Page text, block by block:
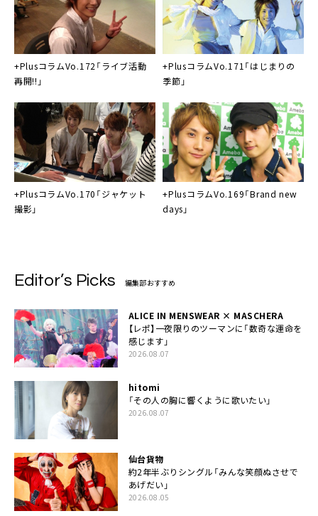
+PlusコラムVo.172「ライブ活動
再開!!」
+PlusコラムVo.171「はじまりの
季節」
+PlusコラムVo.170「ジャケット
撮影」
+PlusコラムVo.169「Brand new
days」
Editor’s Picks 編集部おすすめ
ALICE IN MENSWEAR × MASCHERA
【レポ】一夜限りのツーマンに「数奇な運命を
感じます」
2026.08.07
hitomi
「その人の胸に響くように歌いたい」
2026.08.07
仙台貨物
約2年半ぶりシングル「みんな笑顔ぬさせで
あげだい」
2026.08.05